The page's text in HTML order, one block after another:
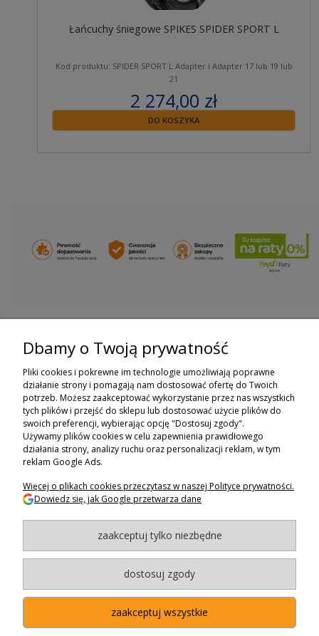
Łańcuchy śniegowe SPIKES SPIDER SPORT L
Kod produktu: SPIDER SPORT L Adapter i Adapter 17 lub 19 lub
21
2 274,00 zł
zawiera 23% VAT
DO KOSZYKA
ZAPISZ SIĘ DO NEWSLETTERA
ZAPISZ SIĘ
ZAKUPY
POMOC
MOJE KONTO
BAGAZNIKI.PL- 2024
Dbamy o Twoją prywatność
Pliki cookies i pokrewne im technologie umożliwiają poprawne
działanie strony i pomagają nam dostosować ofertę do Twoich
potrzeb. Możesz zaakceptować wykorzystanie przez nas wszystkich
tych plików i przejść do sklepu lub dostosować użycie plików do
swoich preferencji, wybierając opcję "Dostosuj zgody".
Używamy plików cookies w celu zapewnienia prawidłowego
działania strony, analizy ruchu oraz personalizacji reklam, w tym
reklam Google Ads.
Więcej o plikach cookies przeczytasz w naszej Polityce prywatności.
Dowiedz się, jak Google przetwarza dane
zaakceptuj tylko niezbędne
dostosuj zgody
zaakceptuj wszystkie